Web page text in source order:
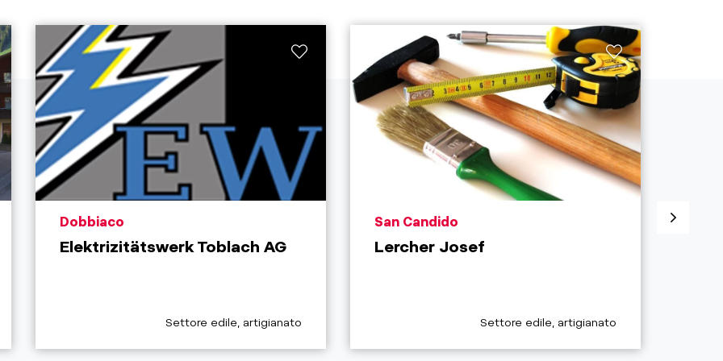
aria.poi_location_prefix
Dobbiaco
Elektrizitätswerk Toblach AG
aria.poi_category_prefix
Settore edile, artigianato
aria.poi_location_prefix
San Candido
Lercher Josef
aria.poi_category_prefix
Settore edile, artigianato